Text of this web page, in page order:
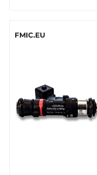
FMIC.EU